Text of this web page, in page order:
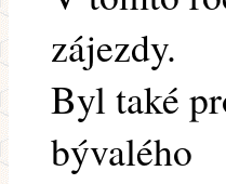
zájezdy.
Byl také
bývalého